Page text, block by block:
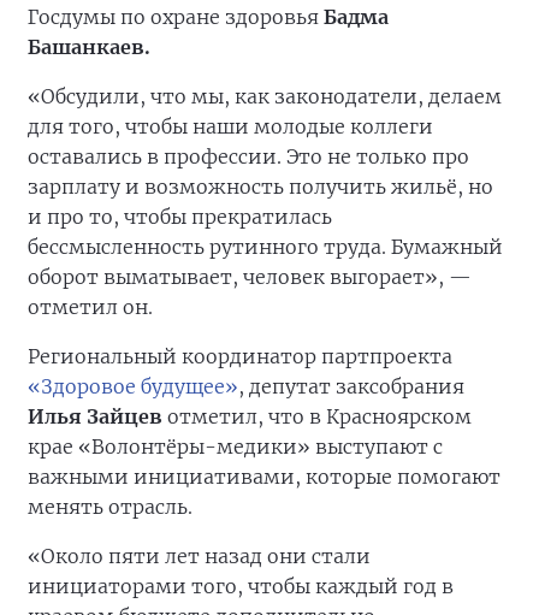
Госдумы по охране здоровья Бадма
Башанкаев.
«Обсудили, что мы, как законодатели, делаем
для того, чтобы наши молодые коллеги
оставались в профессии. Это не только про
зарплату и возможность получить жильё, но
и про то, чтобы прекратилась
бессмысленность рутинного труда. Бумажный
оборот выматывает, человек выгорает», —
отметил он.
Региональный координатор партпроекта
«Здоровое будущее», депутат заксобрания
Илья Зайцев отметил, что в Красноярском
крае «Волонтёры-медики» выступают с
важными инициативами, которые помогают
менять отрасль.
«Около пяти лет назад они стали
инициаторами того, чтобы каждый год в